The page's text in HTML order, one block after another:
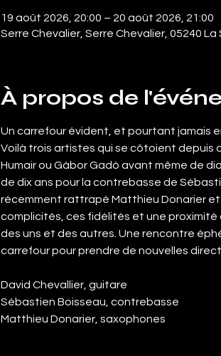
19 août 2026, 20:00 – 20 août 2026, 21:00
Serre Chevalier, Serre Chevalier, 05240
À propos de
Un carrefour évident, et pourtant jamais
Voilà trois artistes qui se côtoient depuis
Humair ou Gábor Gadó avant même de
de dix ans pour la contrebasse de
récemment rattrapé Matthieu Donarier
complicités, ces fidélités et une
des uns et des autres. Une rencontre
carrefour pour prendre de nouvelles
David Chevallier, guitare
Sébastien Boisseau, contrebasse
Matthieu Donarier, saxophones